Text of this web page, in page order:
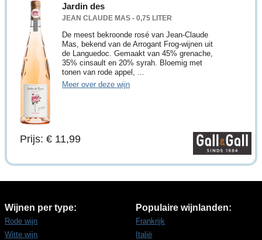
Jardin des
JEAN CLAUDE MAS - 0,75 LITER
De meest bekroonde rosé van Jean-Claude
Mas, bekend van de Arrogant Frog-wijnen uit
de Languedoc. Gemaakt van 45% grenache,
35% cinsault en 20% syrah. Bloemig met
tonen van rode appel, ...
Meer over deze wijn
Prijs: € 11,99
Wijnen per type:
Rode wijn
Witte wijn
Populaire wijnlanden:
Frankrijk
Italië